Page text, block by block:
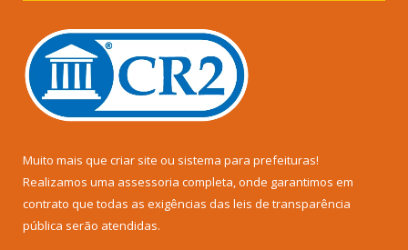
Muito mais que criar site ou sistema para prefeituras!
Realizamos uma assessoria completa, onde garantimos em
contrato que todas as exigências das leis de transparência
pública serão atendidas.